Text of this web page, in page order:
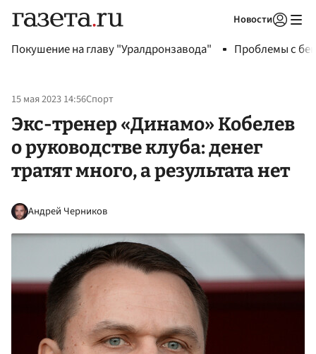
Новости
Покушение на главу "Уралдронзавода" Проблемы с
15 мая 2023 14:56Спорт
Экс-тренер «Динамо» Кобелев
о руководстве клуба: денег
тратят много, а результата нет
Андрей Черников